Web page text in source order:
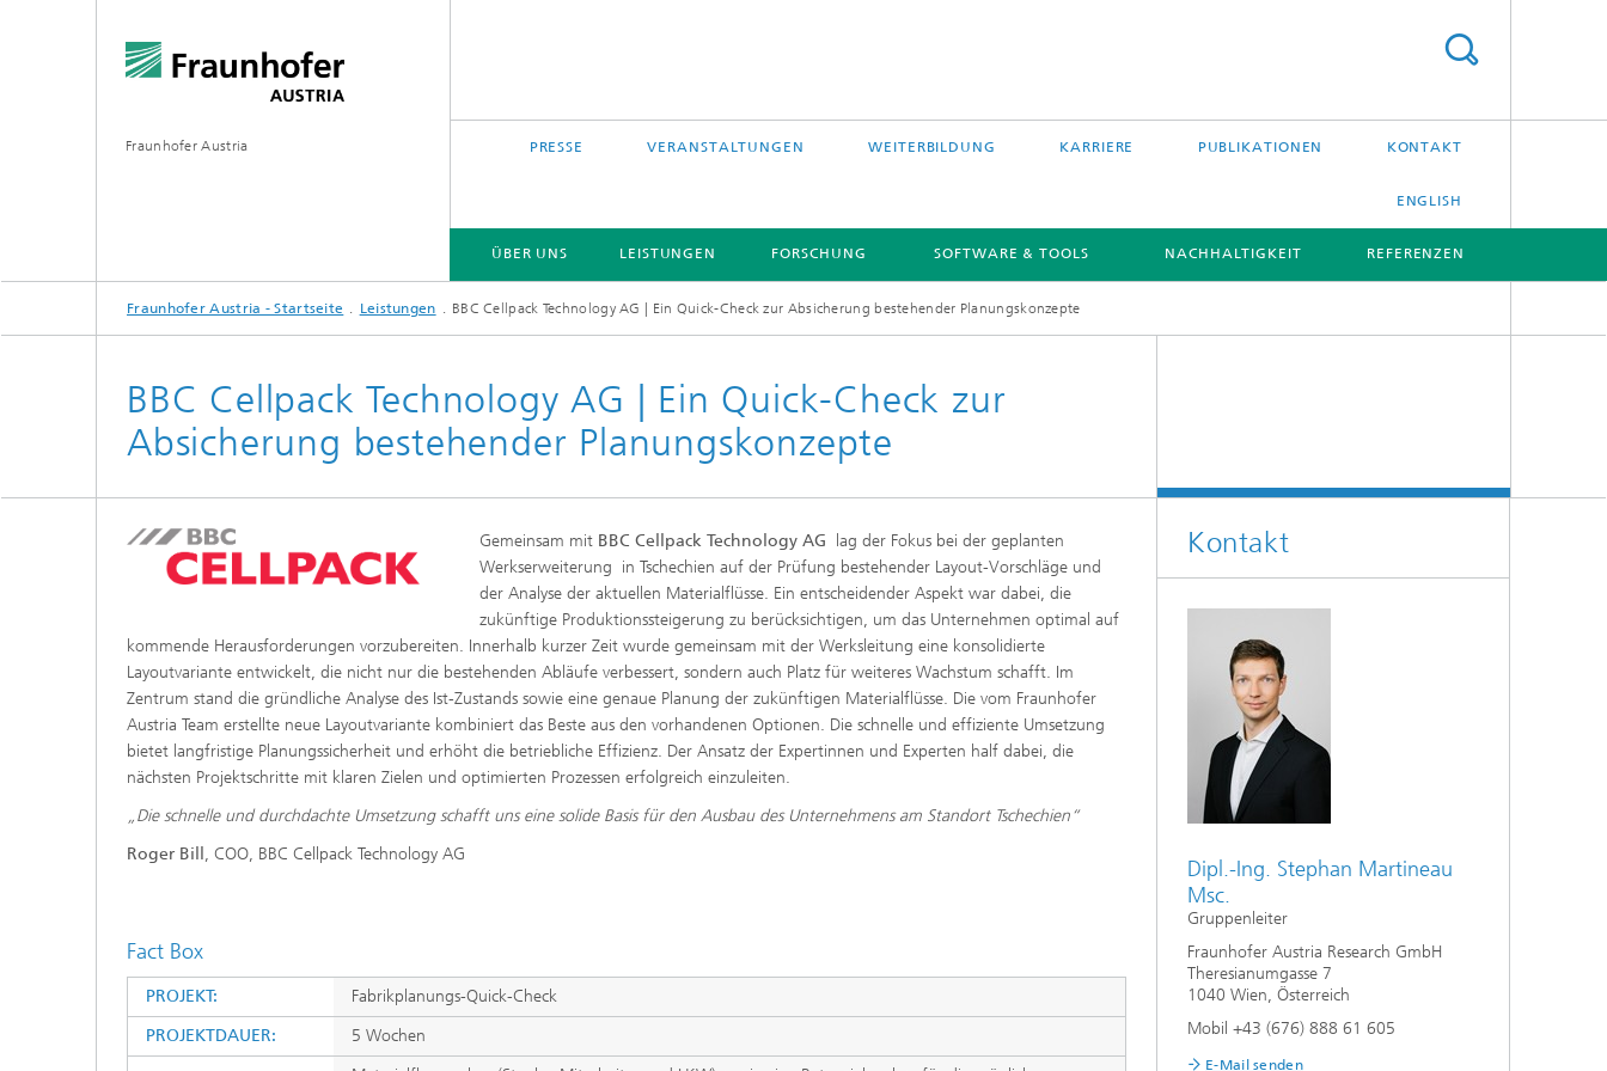
Fraunhofer Austria PRESSE VERANSTALTUNGEN WEITERBILDUNG KARRIERE PUBLIKATIONEN KONTAKT
ENGLISH
ÜBER UNS LEISTUNGEN FORSCHUNG SOFTWARE & TOOLS NACHHALTIGKEIT REFERENZEN
Fraunhofer Austria - Startseite Leistungen BBC Cellpack Technology AG | Ein Quick-Check zur Absicherung bestehender Planungskonzepte
BBC Cellpack Technology AG | Ein Quick-Check zur
Absicherung bestehender Planungskonzepte
Gemeinsam mit BBC Cellpack Technology AG lag der Fokus bei der geplanten
Werkserweiterung in Tschechien auf der Prüfung bestehender Layout-Vorschläge und
der Analyse der aktuellen Materialflüsse. Ein entscheidender Aspekt war dabei, die
zukünftige Produktionssteigerung zu berücksichtigen, um das Unternehmen optimal auf
kommende Herausforderungen vorzubereiten. Innerhalb kurzer Zeit wurde gemeinsam mit der Werksleitung eine konsolidierte
Layoutvariante entwickelt, die nicht nur die bestehenden Abläufe verbessert, sondern auch Platz für weiteres Wachstum schafft. Im
Zentrum stand die gründliche Analyse des Ist-Zustands sowie eine genaue Planung der zukünftigen Materialflüsse. Die vom Fraunhofer
Austria Team erstellte neue Layoutvariante kombiniert das Beste aus den vorhandenen Optionen. Die schnelle und effiziente Umsetzung
bietet langfristige Planungssicherheit und erhöht die betriebliche Effizienz. Der Ansatz der Expertinnen und Experten half dabei, die
nächsten Projektschritte mit klaren Zielen und optimierten Prozessen erfolgreich einzuleiten.
„Die schnelle und durchdachte Umsetzung schafft uns eine solide Basis für den Ausbau des Unternehmens am Standort Tschechien“
Roger Bill , COO, BBC Cellpack Technology AG
Fact Box
PROJEKT:
Fabrikplanungs-Quick-Check
PROJEKTDAUER:
5 Wochen
Kontakt
Dipl.-Ing. Stephan Martineau
Msc.
Gruppenleiter
Fraunhofer Austria Research GmbH
Theresianumgasse 7
1040 Wien, Österreich
Mobil +43 (676) 888 61 605
E-Mail senden